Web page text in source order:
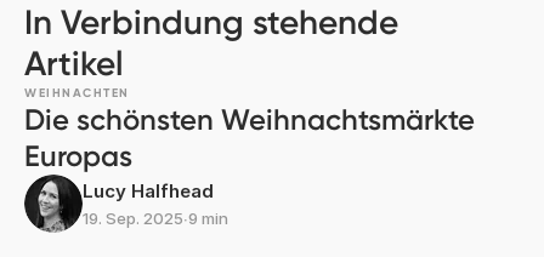
In Verbindung stehende
Artikel
WEIHNACHTEN
Die schönsten Weihnachtsmärkte
Europas
Lucy Halfhead
19. Sep. 2025∙9 min